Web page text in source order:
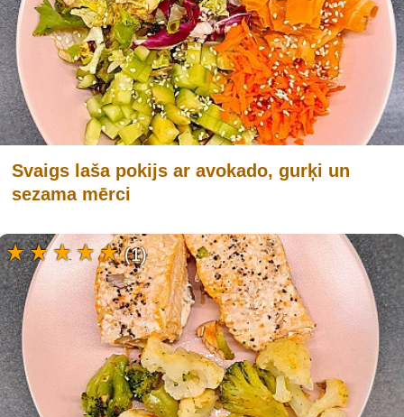
Svaigs laša pokijs ar avokado, gurķi un
sezama mērci
(1)